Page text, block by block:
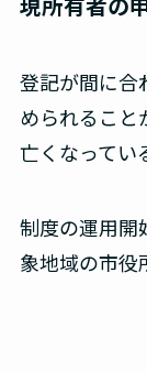
登記が間に合
められること
亡くなってい
制度の運用開
象地域の市役